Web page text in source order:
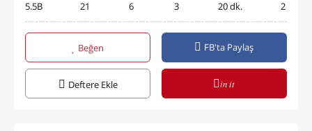
5.5B 21 6 3 20 dk. 2
Beğen FB'ta Paylaş
Deftere Ekle in it